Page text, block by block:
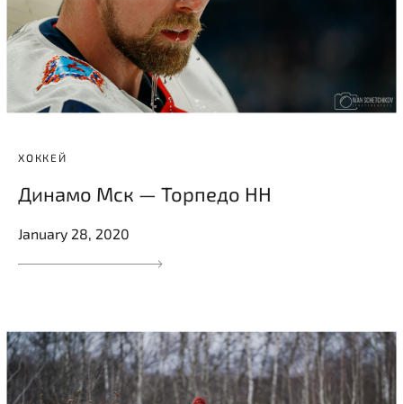
ХОККЕЙ
Динамо Мск — Торпедо НН
January 28, 2020